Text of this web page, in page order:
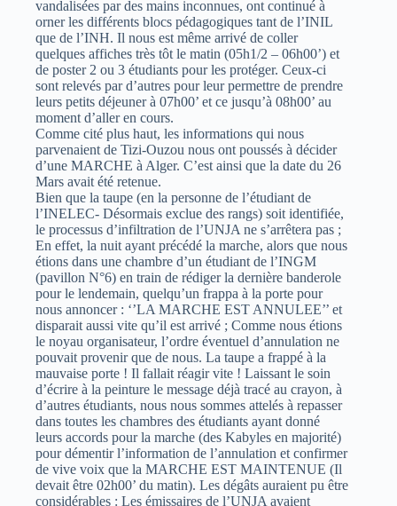
vandalisées par des mains inconnues, ont continué à
orner les différents blocs pédagogiques tant de l’INIL
que de l’INH. Il nous est même arrivé de coller
quelques affiches très tôt le matin (05h1/2 – 06h00’) et
de poster 2 ou 3 étudiants pour les protéger. Ceux-ci
sont relevés par d’autres pour leur permettre de prendre
leurs petits déjeuner à 07h00’ et ce jusqu’à 08h00’ au
moment d’aller en cours.
Comme cité plus haut, les informations qui nous
parvenaient de Tizi-Ouzou nous ont poussés à décider
d’une MARCHE à Alger. C’est ainsi que la date du 26
Mars avait été retenue.
Bien que la taupe (en la personne de l’étudiant de
l’INELEC- Désormais exclue des rangs) soit identifiée,
le processus d’infiltration de l’UNJA ne s’arrêtera pas ;
En effet, la nuit ayant précédé la marche, alors que nous
étions dans une chambre d’un étudiant de l’INGM
(pavillon N°6) en train de rédiger la dernière banderole
pour le lendemain, quelqu’un frappa à la porte pour
nous annoncer : ‘’LA MARCHE EST ANNULEE’’ et
disparait aussi vite qu’il est arrivé ; Comme nous étions
le noyau organisateur, l’ordre éventuel d’annulation ne
pouvait provenir que de nous. La taupe a frappé à la
mauvaise porte ! Il fallait réagir vite ! Laissant le soin
d’écrire à la peinture le message déjà tracé au crayon, à
d’autres étudiants, nous nous sommes attelés à repasser
dans toutes les chambres des étudiants ayant donné
leurs accords pour la marche (des Kabyles en majorité)
pour démentir l’information de l’annulation et confirmer
de vive voix que la MARCHE EST MAINTENUE (Il
devait être 02h00’ du matin). Les dégâts auraient pu être
considérables : Les émissaires de l’UNJA avaient